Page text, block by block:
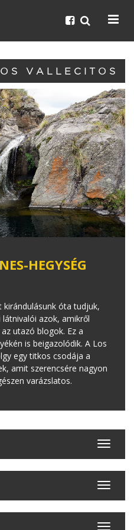
VALLECITOS
HEGYSÉG
kirándulásunk óta tudjuk,
azok, amikről
utazó blogok. Ez a
is beigazolódik. A Los
egy titkos csodája a
amit szerencsére nagyon
varázslatos.
Toggle
Toggle